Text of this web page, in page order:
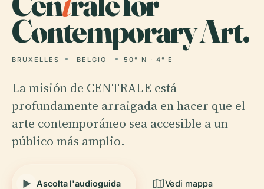
Contemporary Art.
BRUXELLES BELGIO 50° N · 4° E
La misión de CENTRALE está
profundamente arraigada en hacer que el
arte contemporáneo sea accesible a un
público más amplio.
Ascolta l'audioguida Vedi mappa